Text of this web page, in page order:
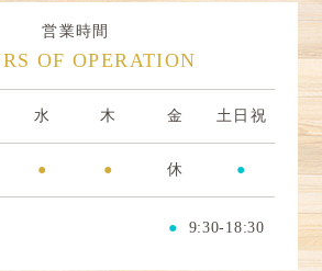
営業時間
OF OPERATION
水 木 金 土日祝
● ● 休 ●
● 9:30-18:30